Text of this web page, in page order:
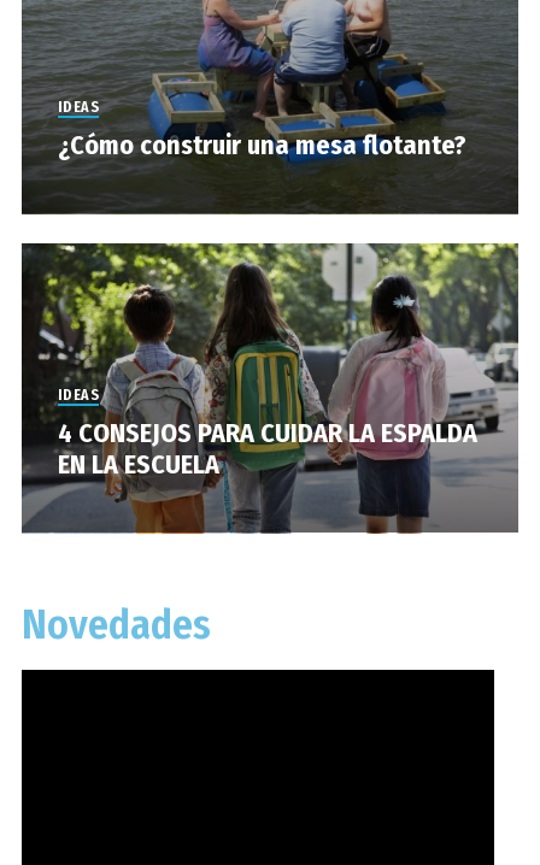
IDEAS
¿Cómo construir una mesa flotante?
IDEAS
4 CONSEJOS PARA CUIDAR LA ESPALDA
EN LA ESCUELA
Novedades